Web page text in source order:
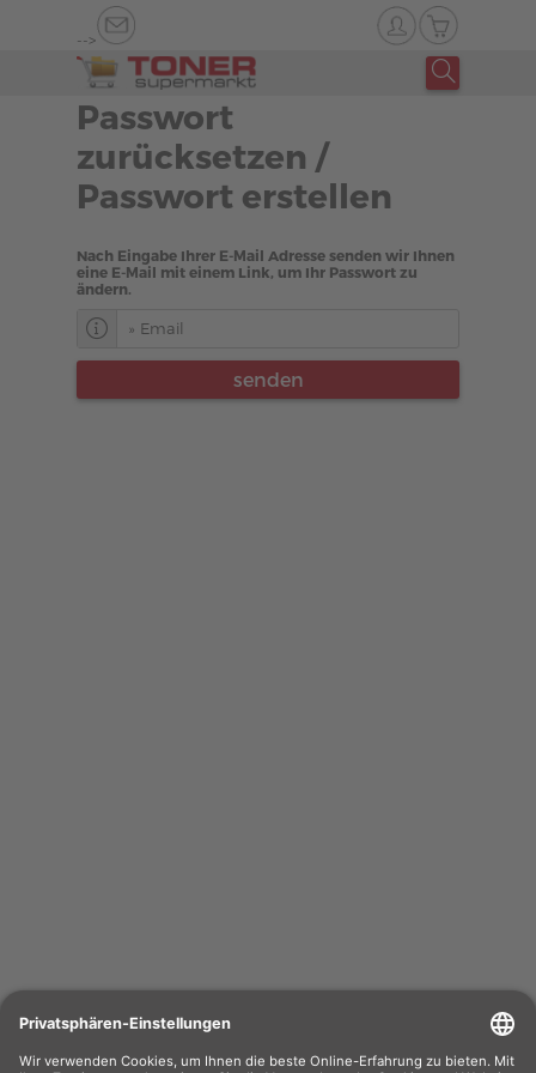
-->
Passwort
zurücksetzen /
Passwort erstellen
Nach Eingabe Ihrer E-Mail Adresse senden wir Ihnen
eine E-Mail mit einem Link, um Ihr Passwort zu
ändern.
Tragen Sie hier entweder Ihre
Kundennummer oder Ihre E-Mail Adresse ein.
Wir ermitteln dann automatisch Ihr
senden